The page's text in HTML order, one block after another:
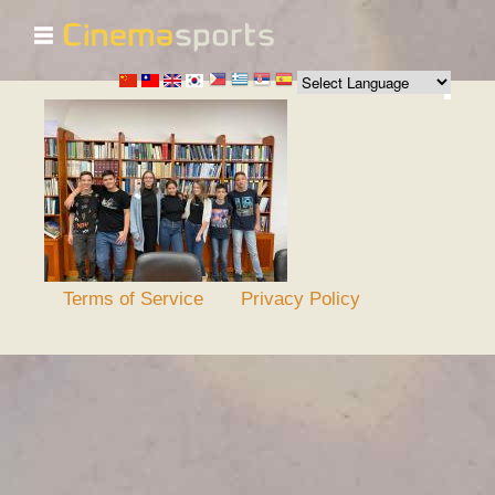
跳
转
到
主
内
容
☰
Terms of Service Privacy Policy